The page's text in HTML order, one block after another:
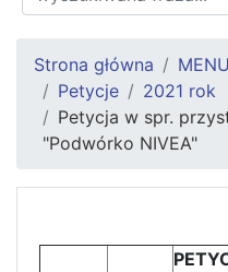
Strona główna
Petycje
2021 rok
Petycja w spr.
"Podwórko NIVEA"